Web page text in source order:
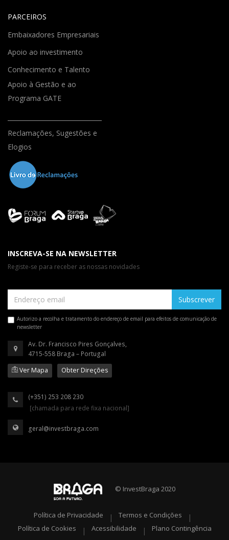
PARCEIROS
Embaixadores Empresariais
Apoio ao investimento
Conhecimento e Talento
Apoio à Gestão e ao
Programa GATE
Reclamações, Sugestões e
Elogios
INSCREVA-SE NA NEWSLETTER
Registe-se para receber as nossas novidades
Subscrever
Autorizo a recolha e tratamento do endereço de email para efeitos de comunicação de
newsletter
Av. Dr. Francisco Pires Gonçalves,
4715-558 Braga – Portugal
Ver Mapa
Obter Direções
(+351) 253 208 230
[chamada para rede fixa nacional]
geral@investbraga.com
© InvestBraga 2020
Política de Privacidade | Termos e Condições |
Política de Cookies | Acessibilidade | Plano Contingência